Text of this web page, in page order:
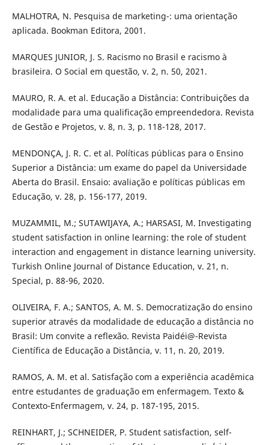
MALHOTRA, N. Pesquisa de marketing-: uma orientação
aplicada. Bookman Editora, 2001.
MARQUES JUNIOR, J. S. Racismo no Brasil e racismo à
brasileira. O Social em questão, v. 2, n. 50, 2021.
MAURO, R. A. et al. Educação a Distância: Contribuições da
modalidade para uma qualificação empreendedora. Revista
de Gestão e Projetos, v. 8, n. 3, p. 118-128, 2017.
MENDONÇA, J. R. C. et al. Políticas públicas para o Ensino
Superior a Distância: um exame do papel da Universidade
Aberta do Brasil. Ensaio: avaliação e políticas públicas em
Educação, v. 28, p. 156-177, 2019.
MUZAMMIL, M.; SUTAWIJAYA, A.; HARSASI, M. Investigating
student satisfaction in online learning: the role of student
interaction and engagement in distance learning university.
Turkish Online Journal of Distance Education, v. 21, n.
Special, p. 88-96, 2020.
OLIVEIRA, F. A.; SANTOS, A. M. S. Democratização do ensino
superior através da modalidade de educação a distância no
Brasil: Um convite a reflexão. Revista Paidéi@-Revista
Científica de Educação a Distância, v. 11, n. 20, 2019.
RAMOS, A. M. et al. Satisfação com a experiência acadêmica
entre estudantes de graduação em enfermagem. Texto &
Contexto-Enfermagem, v. 24, p. 187-195, 2015.
REINHART, J.; SCHNEIDER, P. Student satisfaction, self-